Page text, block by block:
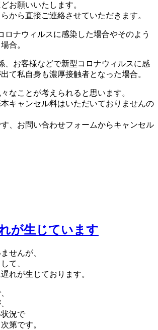
お願いいたします。
から直接ご連絡させていただきます。
ロナウィルスに感染した場合やそのよう
合。
、お客様などで新型コロナウィルスに感
て私自身も濃厚接触者となった場合。
なことが考えられると思います。
キャンセル料はいただいておりませんの
、お問い合わせフォームからキャンセル
が生じています
せんが、
て、
れが生じております。
況で
第です。